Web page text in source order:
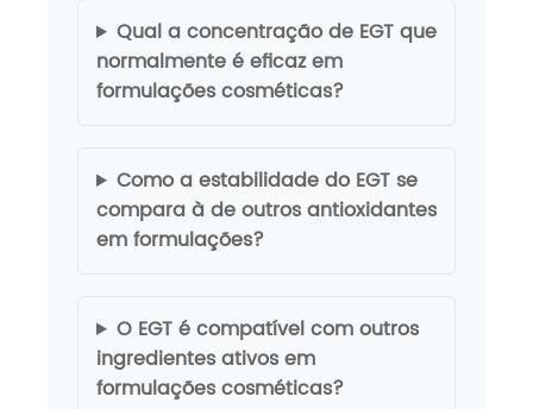
Qual a concentração de EGT que
normalmente é eficaz em
formulações cosméticas?
Como a estabilidade do EGT se
compara à de outros antioxidantes
em formulações?
O EGT é compatível com outros
ingredientes ativos em
formulações cosméticas?